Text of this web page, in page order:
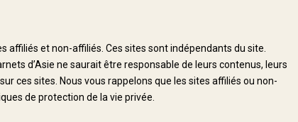
affiliés et non-affiliés. Ces sites sont indépendants du site.
d’Asie ne saurait être responsable de leurs contenus, leurs
ces sites. Nous vous rappelons que les sites affiliés ou non-
de protection de la vie privée.